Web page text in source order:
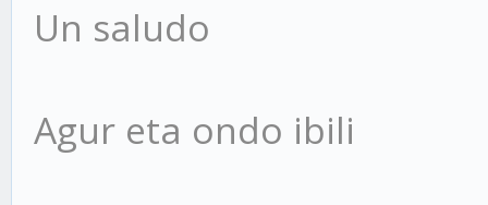
Un saludo
Agur eta ondo ibili